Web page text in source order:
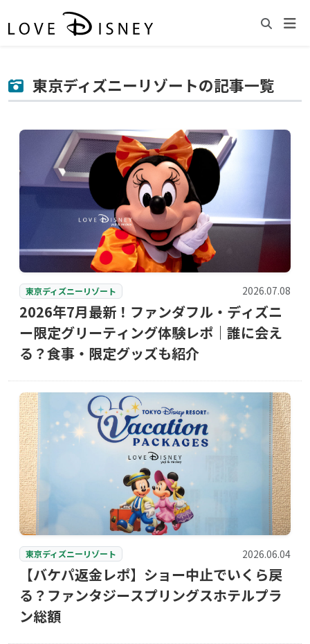
東京ディズニーリゾートの記事一覧
東京ディズニーリゾート 2026.07.08
2026年7月最新！ファンダフル・ディズニ
ー限定グリーティング体験レポ｜誰に会え
る？食事・限定グッズも紹介
東京ディズニーリゾート 2026.06.04
【バケパ返金レポ】ショー中止でいくら戻
る？ファンタジースプリングスホテルプラ
ン総額